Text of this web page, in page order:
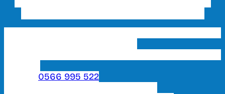
0566 995 522